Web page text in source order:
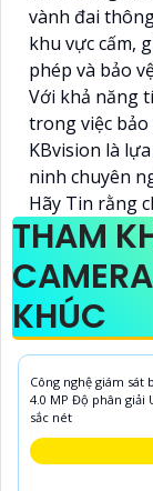
vành đai
khu vực cấm,
phép và bảo
Với khả năng
trong việc bảo
KBvision là
ninh chuyên
Hãy Tin rằng
THAM
KHÚC
Công nghệ giám sát
4.0 MP Độ phân giải
sắc nét